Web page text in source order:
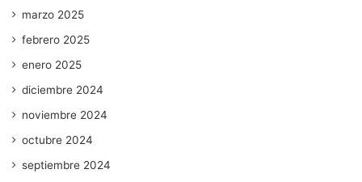
marzo 2025
febrero 2025
enero 2025
diciembre 2024
noviembre 2024
octubre 2024
septiembre 2024